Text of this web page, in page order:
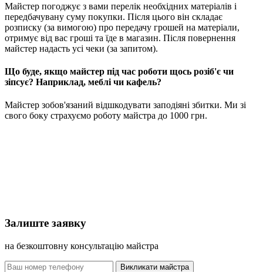
Майстер погоджує з вами перелік необхідних матеріалів і
передбачувану суму покупки. Після цього він складає
розписку (за вимогою) про передачу грошей на матеріали,
отримує від вас гроші та їде в магазин. Після повернення
майстер надасть усі чеки (за запитом).
Що буде, якщо майстер під час роботи щось розіб'є чи
зіпсує? Наприклад, меблі чи кафель?
Майстер зобов'язаний відшкодувати заподіяні збитки. Ми зі
свого боку страхуємо роботу майстра до 1000 грн.
Залиште заявку
на безкоштовну консультацію майстра
Викликати майстра